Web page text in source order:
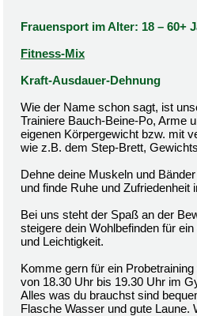
Frauensport im Alter: 18 – 60+
Fitness-Mix
Kraft-Ausdauer-Dehnung
Wie der Name schon sagt, ist
Trainiere Bauch-Beine-Po, Arme
eigenen Körpergewicht bzw. mit
wie z.B. dem Step-Brett,
Dehne deine Muskeln und
und finde Ruhe und Zufriedenheit
Bei uns steht der Spaß an der
steigere dein Wohlbefinden für
und Leichtigkeit.
Komme gern für ein
von 18.30 Uhr bis 19.30 Uhr im
Alles was du brauchst sind
Flasche Wasser und gute Laune.